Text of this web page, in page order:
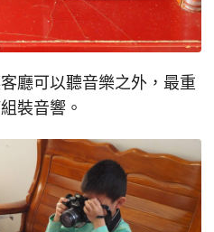
廳可以聽音樂之外，最重
裝音響。